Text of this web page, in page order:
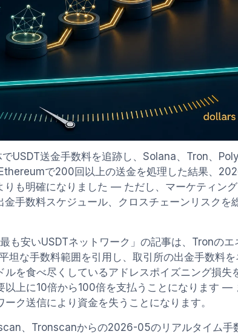
USDT送金手数料を追跡し、Solana、Tron、
で200回以上の送金を処理した結果、
りも明確になりました — ただし、マーケティン
金手数料スケジュール、クロスチェーンリスクを
も安いUSDTネットワーク」の記事は、Tronのエ
坦な手数料範囲を引用し、取引所の出金手数料を
を食べ尽くしているアドレスポイズニング損失
上に10倍から100倍を支払うことになります —
ク送信により資金を失うことになります。
、Tronscanからの2026-05のリアルタイム手